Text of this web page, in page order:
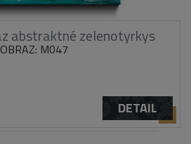
abstraktné zelenotyrkys
OBRAZ: M047
DETAIL